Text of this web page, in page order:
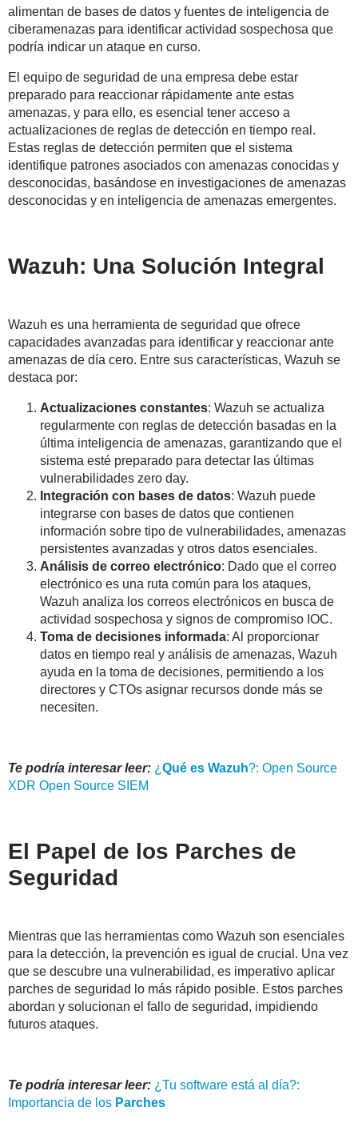
alimentan de bases de datos y fuentes de inteligencia de
ciberamenazas para identificar actividad sospechosa que
podría indicar un ataque en curso.
El equipo de seguridad de una empresa debe estar
preparado para reaccionar rápidamente ante estas
amenazas, y para ello, es esencial tener acceso a
actualizaciones de reglas de detección en tiempo real.
Estas reglas de detección permiten que el sistema
identifique patrones asociados con amenazas conocidas y
desconocidas, basándose en investigaciones de amenazas
desconocidas y en inteligencia de amenazas emergentes.
Wazuh: Una Solución Integral
Wazuh es una herramienta de seguridad que ofrece
capacidades avanzadas para identificar y reaccionar ante
amenazas de día cero. Entre sus características, Wazuh se
destaca por:
Actualizaciones constantes: Wazuh se actualiza
regularmente con reglas de detección basadas en la
última inteligencia de amenazas, garantizando que el
sistema esté preparado para detectar las últimas
vulnerabilidades zero day.
Integración con bases de datos: Wazuh puede
integrarse con bases de datos que contienen
información sobre tipo de vulnerabilidades, amenazas
persistentes avanzadas y otros datos esenciales.
Análisis de correo electrónico: Dado que el correo
electrónico es una ruta común para los ataques,
Wazuh analiza los correos electrónicos en busca de
actividad sospechosa y signos de compromiso IOC.
Toma de decisiones informada: Al proporcionar
datos en tiempo real y análisis de amenazas, Wazuh
ayuda en la toma de decisiones, permitiendo a los
directores y CTOs asignar recursos donde más se
necesiten.
Te podría interesar leer: ¿ Qué es Wazuh?: Open Source
XDR Open Source SIEM
El Papel de los Parches de
Seguridad
Mientras que las herramientas como Wazuh son esenciales
para la detección, la prevención es igual de crucial. Una vez
que se descubre una vulnerabilidad, es imperativo aplicar
parches de seguridad lo más rápido posible. Estos parches
abordan y solucionan el fallo de seguridad, impidiendo
futuros ataques.
Te podría interesar leer: ¿Tu software está al día?:
Importancia de los Parches